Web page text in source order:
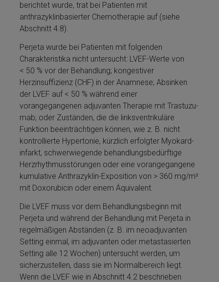
berichtet wurde, trat bei Patienten mit
anthrazyklinbasierter Chemotherapie auf (siehe
Abschnitt 4.8).
Perjeta­ wurde bei Patienten mit folgenden
Charakteristika nicht untersucht: LVEF-Werte von
< 50 % vor der Be­handlung; kongestiver
Herzinsuffizienz (CHF) in der Anamnese; Absinken
der LVEF auf < 50 % während ei­ner
vorangegangenen adjuvanten Therapie mit Tras­tu­zu­
mab; oder Zuständen, die die links­ven­trikuläre
Funktion beeinträchtigen kön­nen, wie z. B. nicht
kontrollierte Hypertonie, kürzlich erfolgter Myo­kard­
infarkt, schwerwiegende behandlungsbedürftige
Herz­rhyth­mus­stö­run­gen oder eine vorangegangene
kumulative An­thra­zy­klin-Exposition von > 360 mg/m²
mit Do­xo­ru­bi­cin oder ei­nem Äquivalent.
Die LVEF muss vor dem Be­handlungsbeginn mit
Perjeta­ und während der Be­handlung mit Perjeta­ in
regelmäßigen Abständen (z. B. im neoadjuvanten
Setting einmal, im adjuvanten oder metastasierten
Setting alle 12 Wochen) untersucht werden, um
sicherzustellen, dass sie im Normalbereich liegt.
Wenn die LVEF wie in Abschnitt 4.2 beschrieben